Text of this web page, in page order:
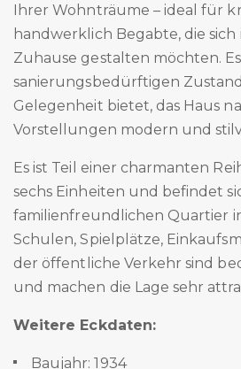
Ihrer Wohnträume – ideal für
handwerklich Begabte, die sich
Zuhause gestalten möchten.
sanierungsbedürftigen
Gelegenheit bietet, das Haus
Vorstellungen modern und
Es ist Teil einer charmanten
sechs Einheiten und befindet
familienfreundlichen Quartier
Schulen, Spielplätze,
der öffentliche Verkehr sind
und machen die Lage sehr
Weitere Eckdaten:
Baujahr: 1934